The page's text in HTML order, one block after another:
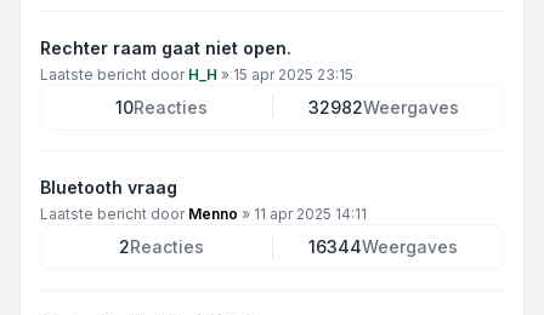
Rechter raam gaat niet open.
Laatste bericht door H_H » 15 apr 2025 23:15
10Reacties 32982Weergaves
Bluetooth vraag
Laatste bericht door Menno » 11 apr 2025 14:11
2Reacties 16344Weergaves